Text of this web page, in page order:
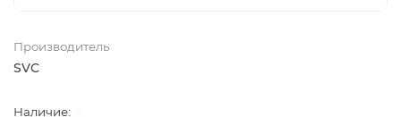
Производитель
SVC